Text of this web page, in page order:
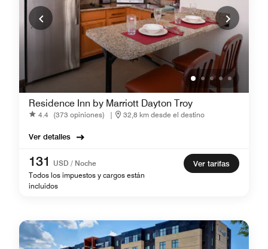
Residence Inn by Marriott Dayton Troy
4.4 (373 opiniones) | 32,8 km desde el destino
Ver detalles
131
USD / Noche
Todos los impuestos y cargos están
incluidos
Ver tarifas